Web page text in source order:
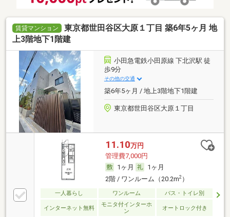
賃貸マンション
東京都世田谷区大原１丁目 築6年5ヶ月 地
上3階地下1階建
小田急電鉄小田原線 下北沢駅 徒
歩9分
その他の交通
築6年5ヶ月 / 地上3階地下1階建
東京都世田谷区大原１丁目
11.10万円
管理費7,000円
1ヶ月
1ヶ月
2階 / ワンルーム（20.2m2）
一人暮らし ワンルーム バス・トイレ別
インターネット無料
モニタ付インターホ
ン
オートロック付き